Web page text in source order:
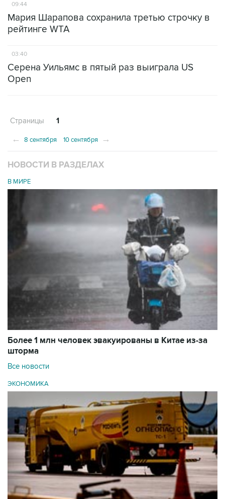
09:44
Мария Шарапова сохранила третью строчку в
рейтинге WTA
03:40
Серена Уильямс в пятый раз выиграла US
Open
Страницы 1
← 8 сентября 10 сентября →
НОВОСТИ В РАЗДЕЛАХ
В МИРЕ
Более 1 млн человек эвакуированы в Китае из-за
шторма
Все новости
ЭКОНОМИКА